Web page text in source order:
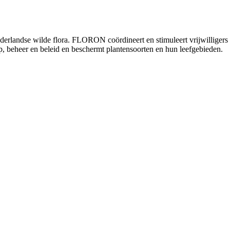
wilde flora. FLORON coördineert en stimuleert
en beleid en beschermt plantensoorten en hun leefgebieden.